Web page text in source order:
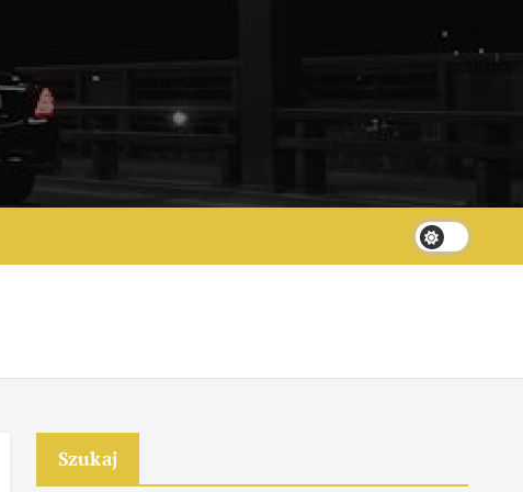
Szukaj